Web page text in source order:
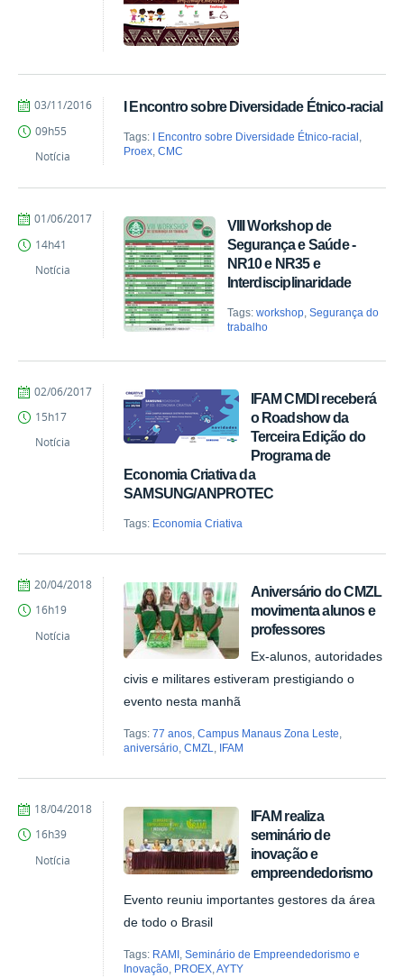
I Encontro sobre Diversidade Étnico-racial
Tags: I Encontro sobre Diversidade Étnico-racial ,
Proex,CMC
by
Published
03/11/2016
09h55
Notícia
VIII Workshop de
Segurança e Saúde -
NR10 e NR35 e
Interdisciplinaridade
Tags: workshop, Segurança do
trabalho
by
Barros
Published
01/06/2017
14h41
Notícia
IFAM CMDI receberá
o Roadshow da
Terceira Edição do
Programa de
Economia Criativa da
SAMSUNG/ANPROTEC
Tags: Economia Criativa
by
Barros
Published
02/06/2017
15h17
Notícia
Aniversário do CMZL
movimenta alunos e
professores
Ex-alunos, autoridades
civis e militares estiveram prestigiando o
evento nesta manhã
Tags:77 anos,Campus Manaus Zona Leste,
aniversário,CMZL, IFAM
by
Paula
Batista
Published
20/04/2018
16h19
Notícia
IFAM realiza
seminário de
inovação e
empreendedorismo
Evento reuniu importantes gestores da área
de todo o Brasil
Tags: RAMI ,Seminário de Empreendedorismo e
Inovação, PROEX,AYTY
by
Paula
Batista
Published
18/04/2018
16h39
Notícia